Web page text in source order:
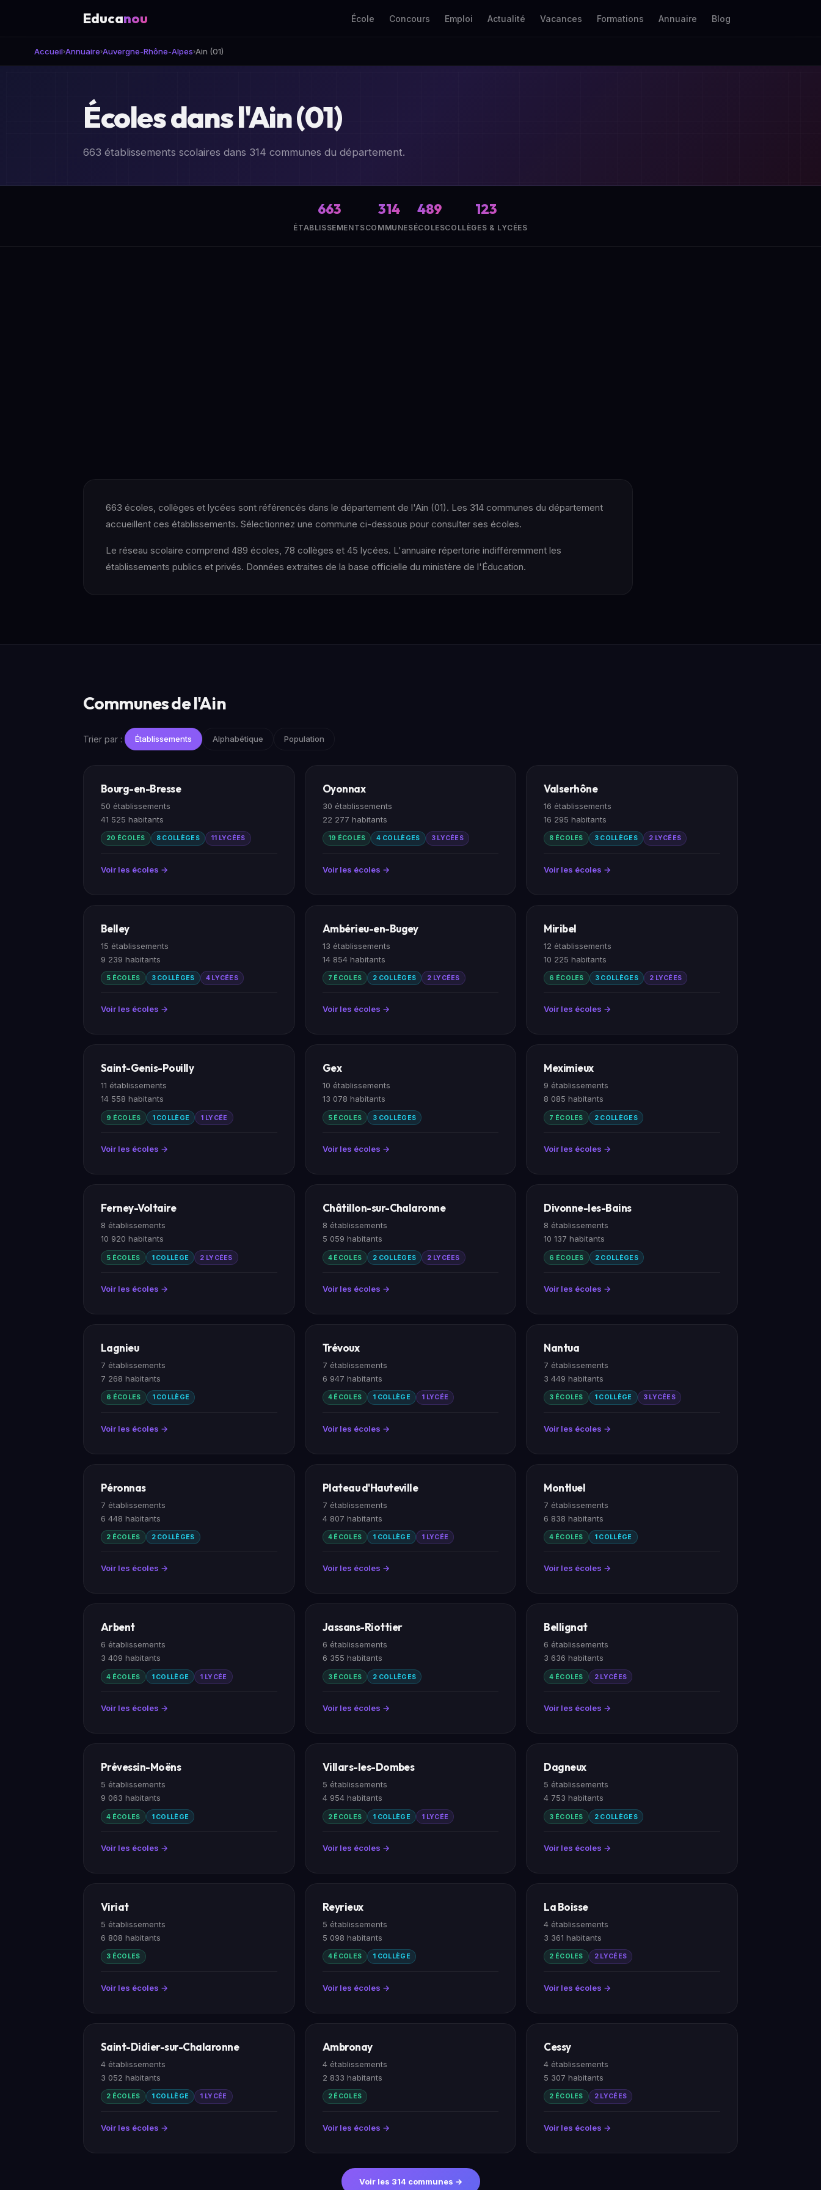
Educanou École Concours Emploi Actualité Vacances Formations Annuaire Blog
Accueil›Annuaire›Auvergne-Rhône-Alpes›Ain (01)
Écoles dans l'Ain (01)
663 établissements scolaires dans 314 communes du département.
663
ÉTABLISSEMENTS
314
COMMUNES
489
ÉCOLES
123
COLLÈGES & LYCÉES
663 écoles, collèges et lycées sont référencés dans le département de l'Ain (01). Les 314 communes du département
accueillent ces établissements. Sélectionnez une commune ci-dessous pour consulter ses écoles.
Le réseau scolaire comprend 489 écoles, 78 collèges et 45 lycées. L'annuaire répertorie indifféremment les
établissements publics et privés. Données extraites de la base officielle du ministère de l'Éducation.
Communes de l'Ain
Trier par : Établissements Alphabétique Population
Bourg-en-Bresse
50 établissements
41 525 habitants
20 ÉCOLES 8 COLLÈGES 11 LYCÉES
Voir les écoles →
Oyonnax
30 établissements
22 277 habitants
19 ÉCOLES 4 COLLÈGES 3 LYCÉES
Voir les écoles →
Valserhône
16 établissements
16 295 habitants
8 ÉCOLES 3 COLLÈGES 2 LYCÉES
Voir les écoles →
Belley
15 établissements
9 239 habitants
5 ÉCOLES 3 COLLÈGES 4 LYCÉES
Voir les écoles →
Ambérieu-en-Bugey
13 établissements
14 854 habitants
7 ÉCOLES 2 COLLÈGES 2 LYCÉES
Voir les écoles →
Miribel
12 établissements
10 225 habitants
6 ÉCOLES 3 COLLÈGES 2 LYCÉES
Voir les écoles →
Saint-Genis-Pouilly
11 établissements
14 558 habitants
9 ÉCOLES 1 COLLÈGE 1 LYCÉE
Voir les écoles →
Gex
10 établissements
13 078 habitants
5 ÉCOLES 3 COLLÈGES
Voir les écoles →
Meximieux
9 établissements
8 085 habitants
7 ÉCOLES 2 COLLÈGES
Voir les écoles →
Ferney-Voltaire
8 établissements
10 920 habitants
5 ÉCOLES 1 COLLÈGE 2 LYCÉES
Voir les écoles →
Châtillon-sur-Chalaronne
8 établissements
5 059 habitants
4 ÉCOLES 2 COLLÈGES 2 LYCÉES
Voir les écoles →
Divonne-les-Bains
8 établissements
10 137 habitants
6 ÉCOLES 2 COLLÈGES
Voir les écoles →
Lagnieu
7 établissements
7 268 habitants
6 ÉCOLES 1 COLLÈGE
Voir les écoles →
Trévoux
7 établissements
6 947 habitants
4 ÉCOLES 1 COLLÈGE 1 LYCÉE
Voir les écoles →
Nantua
7 établissements
3 449 habitants
3 ÉCOLES 1 COLLÈGE 3 LYCÉES
Voir les écoles →
Péronnas
7 établissements
6 448 habitants
2 ÉCOLES 2 COLLÈGES
Voir les écoles →
Plateau d'Hauteville
7 établissements
4 807 habitants
4 ÉCOLES 1 COLLÈGE 1 LYCÉE
Voir les écoles →
Montluel
7 établissements
6 838 habitants
4 ÉCOLES 1 COLLÈGE
Voir les écoles →
Arbent
6 établissements
3 409 habitants
4 ÉCOLES 1 COLLÈGE 1 LYCÉE
Voir les écoles →
Jassans-Riottier
6 établissements
6 355 habitants
3 ÉCOLES 2 COLLÈGES
Voir les écoles →
Bellignat
6 établissements
3 636 habitants
4 ÉCOLES 2 LYCÉES
Voir les écoles →
Prévessin-Moëns
5 établissements
9 063 habitants
4 ÉCOLES 1 COLLÈGE
Voir les écoles →
Villars-les-Dombes
5 établissements
4 954 habitants
2 ÉCOLES 1 COLLÈGE 1 LYCÉE
Voir les écoles →
Dagneux
5 établissements
4 753 habitants
3 ÉCOLES 2 COLLÈGES
Voir les écoles →
Viriat
5 établissements
6 808 habitants
3 ÉCOLES
Voir les écoles →
Reyrieux
5 établissements
5 098 habitants
4 ÉCOLES 1 COLLÈGE
Voir les écoles →
La Boisse
4 établissements
3 361 habitants
2 ÉCOLES 2 LYCÉES
Voir les écoles →
Saint-Didier-sur-Chalaronne
4 établissements
3 052 habitants
2 ÉCOLES 1 COLLÈGE 1 LYCÉE
Voir les écoles →
Ambronay
4 établissements
2 833 habitants
2 ÉCOLES
Voir les écoles →
Cessy
4 établissements
5 307 habitants
2 ÉCOLES 2 LYCÉES
Voir les écoles →
Voir les 314 communes →